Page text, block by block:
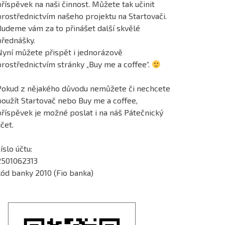
na naši činnost. Můžete tak učinit
našeho projektu na Startovači.
vám za to přinášet další skvělé
můžete přispět i jednorázově
stránky „Buy me a coffee“.
z nějakého důvodu nemůžete či nechcete
Startovač nebo Buy me a coffee,
je možné poslat i na náš Pátečnický
účtu:
banky 2010 (Fio banka)